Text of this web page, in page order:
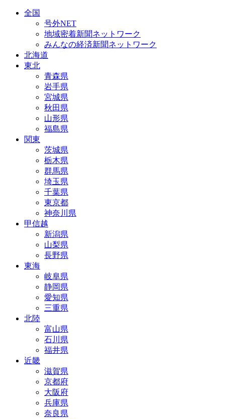
全国
号外NET
地域密着新聞ネットワーク
みんなの経済新聞ネットワーク
北海道
東北
青森県
岩手県
宮城県
秋田県
山形県
福島県
関東
茨城県
栃木県
群馬県
埼玉県
千葉県
東京都
神奈川県
甲信越
新潟県
山梨県
長野県
東海
岐阜県
静岡県
愛知県
三重県
北陸
富山県
石川県
福井県
近畿
滋賀県
京都府
大阪府
兵庫県
奈良県